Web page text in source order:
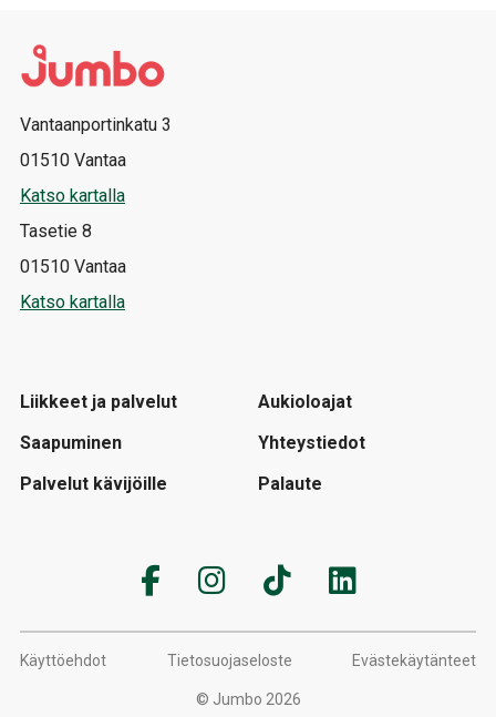
Vantaanportinkatu 3
01510 Vantaa
Katso kartalla
Tasetie 8
01510 Vantaa
Katso kartalla
Liikkeet ja palvelut
Saapuminen
Palvelut kävijöille
Aukioloajat
Yhteystiedot
Palaute
© Jumbo 2026
Käyttöehdot Tietosuojaseloste Evästekäytänteet